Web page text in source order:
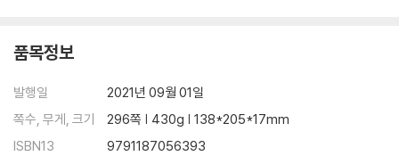
품목정보
발행일
2021년 09월 01일
쪽수, 무게, 크기
296쪽 | 430g | 138*205*17mm
ISBN13
9791187056393